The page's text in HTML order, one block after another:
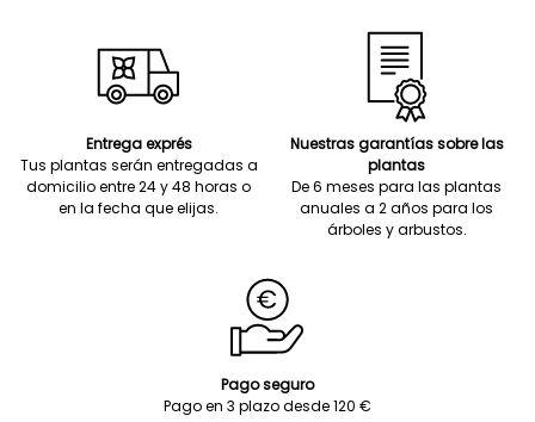
Entrega exprés
Tus plantas serán entregadas a
domicilio entre 24 y 48 horas o
en la fecha que elijas.
Nuestras garantías sobre las
plantas
De 6 meses para las plantas
anuales a 2 años para los
árboles y arbustos.
Pago seguro
Pago en 3 plazo desde 120 €